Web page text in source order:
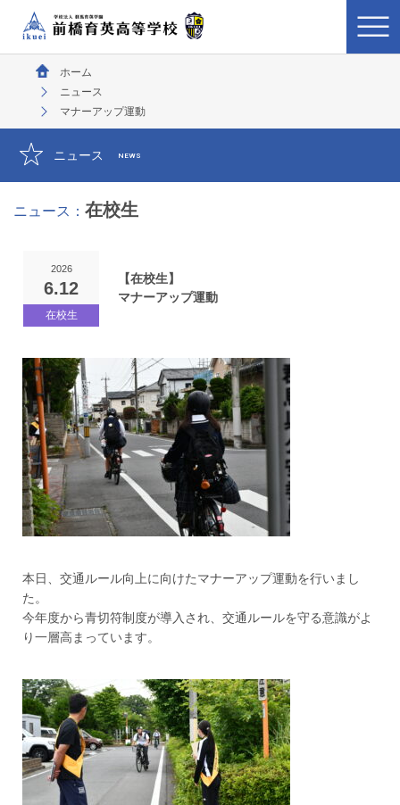
ホーム
ニュース
マナーアップ運動
ニュース NEWS
ニュース： 在校生
2026
6.12
【在校生】
マナーアップ運動
本日、交通ルール向上に向けたマナーアップ運動を行いまし
た。
今年度から青切符制度が導入され、交通ルールを守る意識がよ
り一層高まっています。